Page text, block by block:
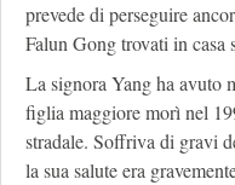
prevede di perseguire
Falun Gong trovati in casa
La signora Yang ha avuto
figlia maggiore morì nel
stradale. Soffriva di gravi
la sua salute era